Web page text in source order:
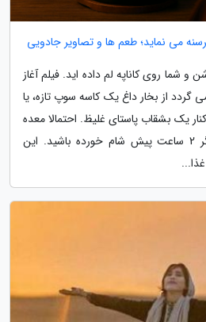
شما روی کاناپه لم داده اید. فیلم آغاز
از بخار داغ یک کاسه سوپ تازه، یا
یک بشقاب پاستای غلیظ. احتمالا معده
تان غرغر می نماید، حتی اگر 2 ساعت پیش شام خورده باشید. این